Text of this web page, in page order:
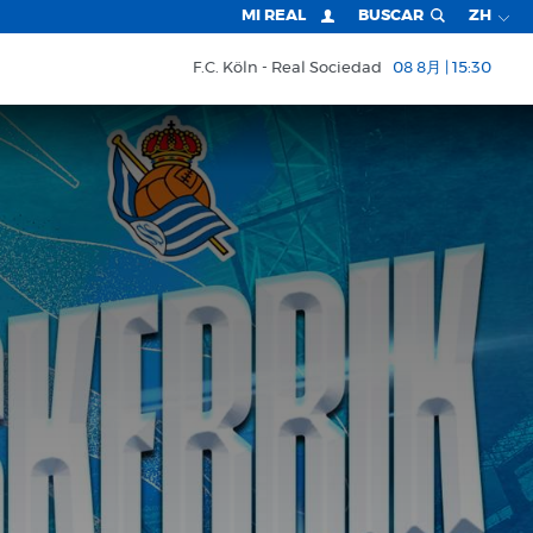
MI REAL BUSCAR ZH
F.C. Köln Real Sociedad 08 8月 | 15:30